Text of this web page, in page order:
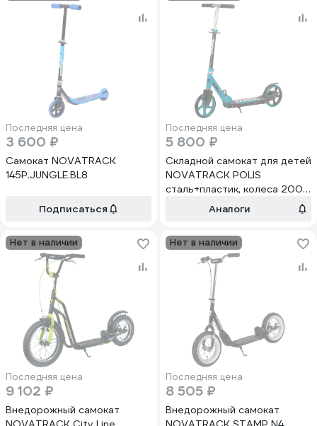
Последняя цена
3 600 ₽
Самокат NOVATRACK
145P.JUNGLE.BL8
Подписаться
Последняя цена
5 800 ₽
Складной самокат для детей
NOVATRACK POLIS
сталь+пластик, колеса 200
мм, синий/зеленый
Аналоги
Нет в наличии
Последняя цена
9 102 ₽
Внедорожный самокат
Нет в наличии
Последняя цена
8 505 ₽
Внедорожный самокат